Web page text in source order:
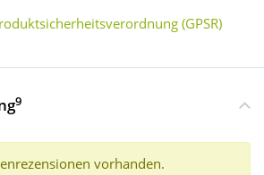
(GPSR)
9
vorhanden.